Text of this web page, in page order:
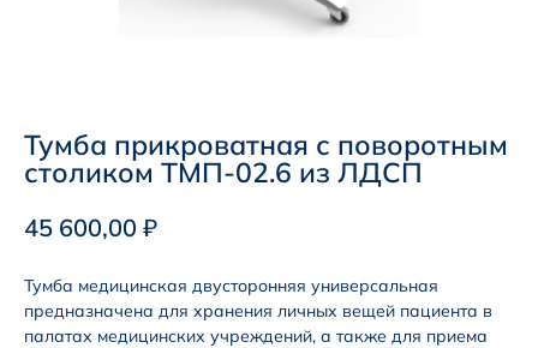
Тумба прикроватная с поворотным
столиком ТМП-02.6 из ЛДСП
45 600,00 ₽
Тумба медицинская двусторонняя универсальная
предназначена для хранения личных вещей пациента в
палатах медицинских учреждений, а также для приема